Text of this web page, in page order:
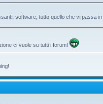
software, tutto quello che vi passa
ci vuole su tutti i forum!